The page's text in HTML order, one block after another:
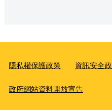
隱私權保護政策 資訊安全
政府網站資料開放宣告